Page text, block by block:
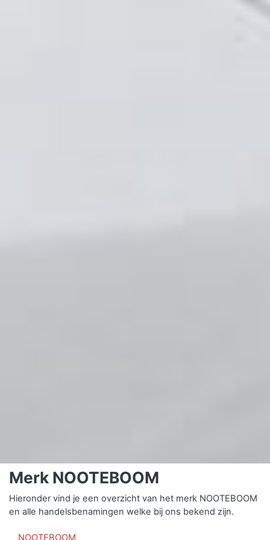
Merk NOOTEBOOM
Hieronder vind je een overzicht van het merk NOOTEBOOM
en alle handelsbenamingen welke bij ons bekend zijn.
NOOTEBOOM